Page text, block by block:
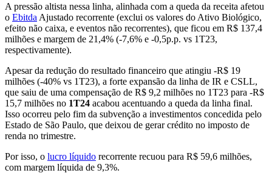
A pressão altista nessa linha, alinhada com a queda da receita afetou
o Ebitda Ajustado recorrente (exclui os valores do Ativo Biológico,
efeito não caixa, e eventos não recorrentes), que ficou em R$ 137,4
milhões e margem de 21,4% (-7,6% e -0,5p.p. vs 1T23,
respectivamente).
Apesar da redução do resultado financeiro que atingiu -R$ 19
milhões (-40% vs 1T23), a forte expansão da linha de IR e CSLL,
que saiu de uma compensação de R$ 9,2 milhões no 1T23 para -R$
15,7 milhões no 1T24 acabou acentuando a queda da linha final.
Isso ocorreu pelo fim da subvenção a investimentos concedida pelo
Estado de São Paulo, que deixou de gerar crédito no imposto de
renda no trimestre.
Por isso, o lucro líquido recorrente recuou para R$ 59,6 milhões,
com margem líquida de 9,3%.